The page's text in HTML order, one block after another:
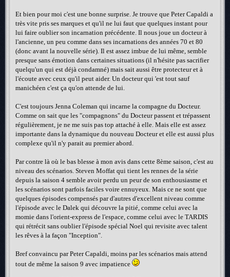
Et bien pour moi c'est une bonne surprise. Je trouve que Peter Capaldi a
très vite pris ses marques et qu'il ne lui faut que quelques instant pour
lui faire oublier son incarnation précédente. Il nous joue un docteur à
l'ancienne, un peu comme dans ses incarnations des années 70 et 80
(donc avant la nouvelle série). Il est assez imbue de lui même, semble
presque sans émotion dans certaines situations (il n'hésite pas sacrifier
quelqu'un qui est déjà condamné) mais sait aussi être protecteur et à
l'écoute avec ceux qu'il peut aider. Un docteur qui 'est tout sauf
manichéen c'est ça qu'on attende de lui.
C'est toujours Jenna Coleman qui incarne la compagne du Docteur.
Comme on sait que les "compagnons" du Docteur passent et trépassent
régulièrement, je ne me suis pas top attaché à elle. Mais elle est assez
importante dans la dynamique du nouveau Docteur et elle est aussi plus
complexe qu'il n'y parait au premier abord.
Par contre là où le bas blesse à mon avis dans cette 8ème saison, c'est au
niveau des scénarios. Steven Moffat qui tient les rennes de la série
depuis la saison 4 semble avoir perdu un peur de son enthousiasme et
les scénarios sont parfois faciles voire ennuyeux. Mais ce ne sont que
quelques épisodes compensés par d'autres d'excellent niveau comme
l'épisode avec le Dalek qui découvre la pitié, comme celui avec la
momie dans l'orient-express de l'espace, comme celui avec le TARDIS
qui rétrécit sans oublier l'épisode spécial Noel qui revisite avec talent
les rêves à la façon "Inception".
Bref convaincu par Peter Capaldi, moins par les scénarios mais attend
tout de même la saison 9 avec impatience